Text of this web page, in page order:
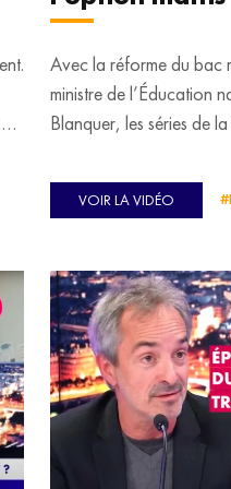
Avec la réforme du bac
ministre de l’Éducation
Blanquer, les séries de
remplacées par un tronc
enseignements de
première et la terminale.
vont choisir l’option
Marion Monnet,
sciences économiques,
menée. Un constat
chercheurs, qui ont mis
des stéréotypes de
VOIR LA VIDÉO